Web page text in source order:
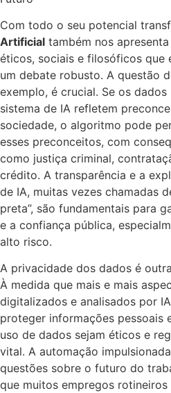
Com todo o seu potencial
Artificial também nos
éticos, sociais e filosóficos que
um debate robusto. A questão
exemplo, é crucial. Se os
sistema de IA refletem
sociedade, o algoritmo pode
esses preconceitos, com
como justiça criminal,
crédito. A transparência e a
de IA, muitas vezes chamadas
preta”, são fundamentais para
e a confiança pública,
alto risco.
A privacidade dos dados é
À medida que mais e mais
digitalizados e analisados por
proteger informações pessoais
uso de dados sejam éticos e
vital. A automação
questões sobre o futuro do
que muitos empregos